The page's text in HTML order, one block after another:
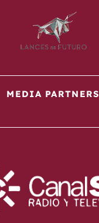
MEDIA PARTNERS